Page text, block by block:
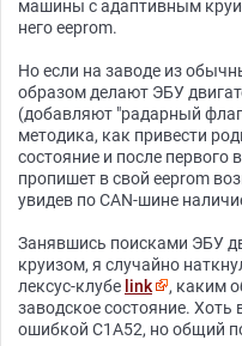
машины с адаптивным
него eeprom.
Но если на заводе из
образом делают ЭБУ
(добавляют "радарный
методика, как привести
состояние и после
пропишет в свой eeprom
увидев по CAN-шине
Занявшись поисками ЭБУ
круизом, я случайно
лексус-клубе link
, каким
заводское состояние.
ошибкой C1A52, но общий